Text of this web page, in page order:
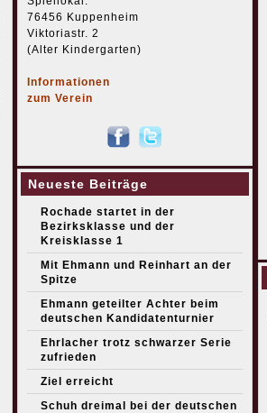
76456 Kuppenheim
Viktoriastr. 2
(Alter Kindergarten)
Informationen
zum Verein
Neueste Beiträge
Rochade startet in der
Bezirksklasse und der
Kreisklasse 1
Mit Ehmann und Reinhart an der
Spitze
Ehmann geteilter Achter beim
deutschen Kandidatenturnier
Ehrlacher trotz schwarzer Serie
zufrieden
Ziel erreicht
Schuh dreimal bei der deutschen